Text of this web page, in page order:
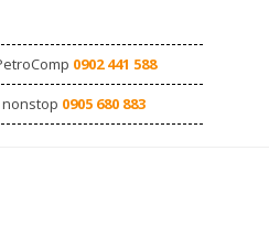
0902 441 588
0905 680 883